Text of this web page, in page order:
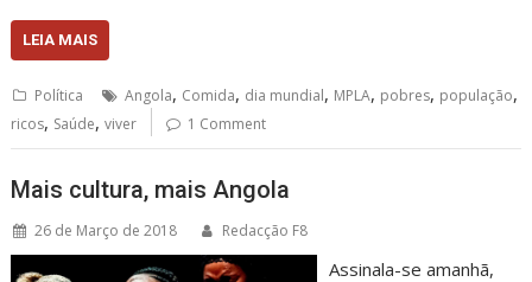
LEIA MAIS
Política Angola, Comida, dia mundial, MPLA, pobres, população,
ricos, Saúde,viver 1 Comment
Mais cultura, mais Angola
26 de Março de 2018 Redacção F8
Assinala-se amanhã,